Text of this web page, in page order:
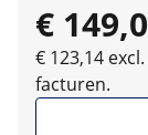
€
€ 123,14
facturen.